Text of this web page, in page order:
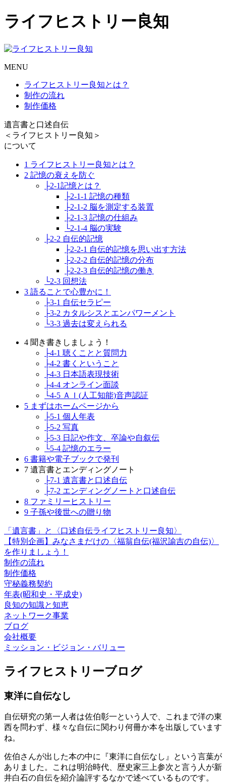
ライフヒストリー良知
MENU
ライフヒストリー良知とは？
制作の流れ
制作価格
遺言書と口述自伝
＜ライフヒストリー良知＞
について
1 ライフヒストリー良知とは？
2 記憶の衰えを防ぐ
├2-1記憶とは？
├2-1-1 記憶の種類
├2-1-2 脳を測定する装置
├2-1-3 記憶の仕組み
└2-1-4 脳の実験
├2-2 自伝的記憶
├2-2-1 自伝的記憶を思い出す方法
├2-2-2 自伝的記憶の分布
├2-2-3 自伝的記憶の働き
└2-3 回想法
3 語ることで心豊かに！
├3-1 自伝セラピー
├3-2 カタルシスとエンパワーメント
└3-3 過去は変えられる
4 聞き書きしましょう！
├4-1 聴くことと質問力
├4-2 書くということ
├4-3 日本語表現技術
├4-4 オンライン面談
└4-5 ＡＩ(人工知能)音声認証
5 まずはホームページから
├5-1 個人年表
├5-2 写真
├5-3 日記や作文、卒論や自叙伝
└5-4 記憶のエラー
6 書籍や電子ブックで発刊
7 遺言書とエンディングノート
├7-1 遺言書と口述自伝
├7-2 エンディングノートと口述自伝
8 ファミリーヒストリー
9 子孫や後世への贈り物
「遺言書」と〈口述自伝ライフヒストリー良知〉
【特別企画】みなさまだけの〈福翁自伝(福沢諭吉の自伝)〉
を作りましょう！
制作の流れ
制作価格
守秘義務契約
年表(昭和史・平成史)
良知の知識と知恵
ネットワーク事業
ブログ
会社概要
ミッション・ビジョン・バリュー
ライフヒストリーブログ
東洋に自伝なし
自伝研究の第一人者は佐伯彰一という人で、これまで洋の東
西を問わず、様々な自伝に関わり何冊か本を出版しています
ね。
佐伯さんが出した本の中に『東洋に自伝なし』という言葉が
ありました。これは明治時代、歴史家三上参次と言う人が新
井白石の自伝を紹介論評するなかで述べているものです。